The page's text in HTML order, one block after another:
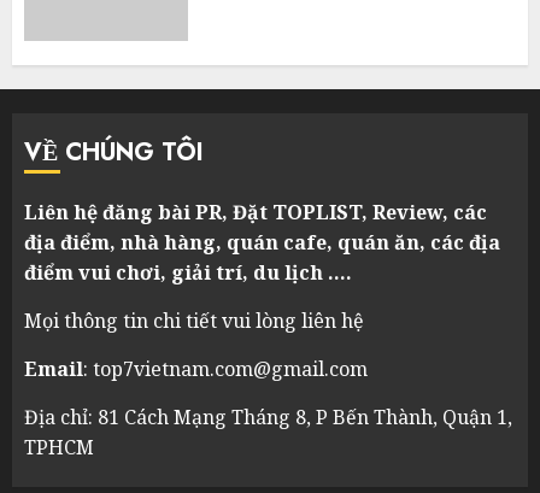
VỀ CHÚNG TÔI
Liên hệ đăng bài PR, Đặt TOPLIST, Review, các
địa điểm, nhà hàng, quán cafe, quán ăn, các địa
điểm vui chơi, giải trí, du lịch ….
Mọi thông tin chi tiết vui lòng liên hệ
Email: top7vietnam.com@gmail.com
Địa chỉ: 81 Cách Mạng Tháng 8, P Bến Thành, Quận 1,
TPHCM